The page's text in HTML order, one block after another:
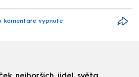
komentáře vypnuté